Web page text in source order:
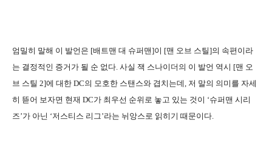
엄밀히 말해 이 발언은 [배트맨 대 슈퍼맨]이 [맨 오브 스틸]의 속편이라
는 결정적인 증거가 될 순 없다. 사실 잭 스나이더의 이 발언 역시 [맨 오
브 스틸 2]에 대한 DC의 모호한 스탠스와 겹치는데, 저 말의 의미를 자세
히 뜯어 보자면 현재 DC가 최우선 순위로 놓고 있는 것이 ‘슈퍼맨 시리
즈’가 아닌 ‘저스티스 리그’라는 뉘앙스로 읽히기 때문이다.